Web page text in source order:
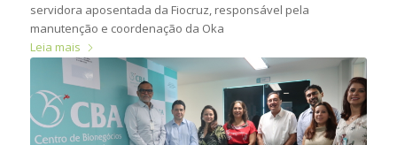
servidora aposentada da Fiocruz, responsável pela
manutenção e coordenação da Oka
Leia mais